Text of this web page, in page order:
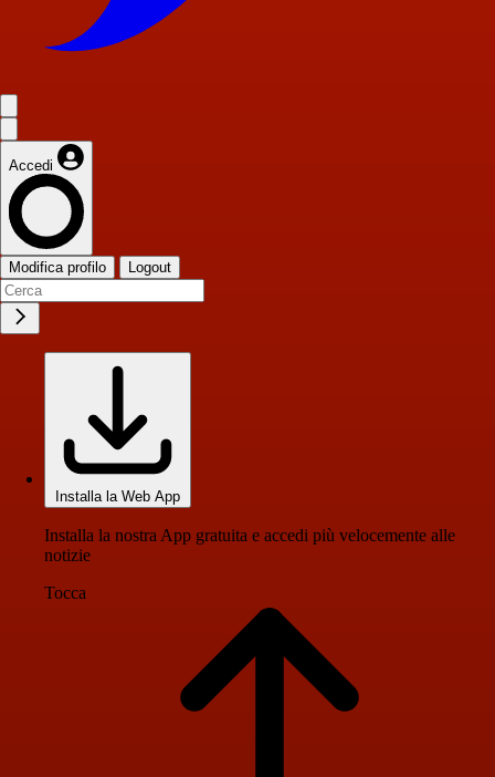
Accedi
Modifica profilo Logout
Installa la Web App
Installa la nostra App gratuita e accedi più velocemente alle
notizie
Tocca